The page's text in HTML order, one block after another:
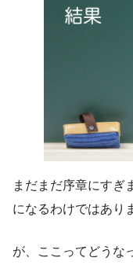
まだまだ序章にすぎ
になるわけではあり
が、ここってどうな